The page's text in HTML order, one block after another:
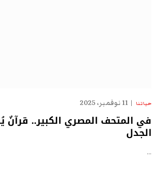
حياتنا 11 نوفمبر، 2025
في المتحف المصري الكبير.. قرآنٌ
الجدل
…